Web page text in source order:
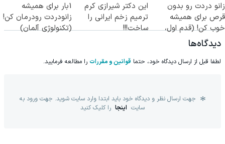
زانو دردت رو بدون
قرص برای همیشه
خوب کن! (قدم اول،
پرسش‌نامه)
این دکتر شیرازی کرم
ترمیم زخم ایرانی را
ساخت!!!
1بار برای همیشه
زانودردت رودرمان کن!
(تکنولوژی آلمان)
دیدگاه‌ها
لطفا قبل از ارسال دیدگاه خود، حتما قوانین و مقررات را مطالعه فرمایید.
جهت ارسال نظر و دیدگاه خود باید ابتدا وارد سایت شوید. جهت ورود به
سایت اینجا را کلیک کنید